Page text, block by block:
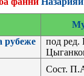
рубеже
под
Сост.